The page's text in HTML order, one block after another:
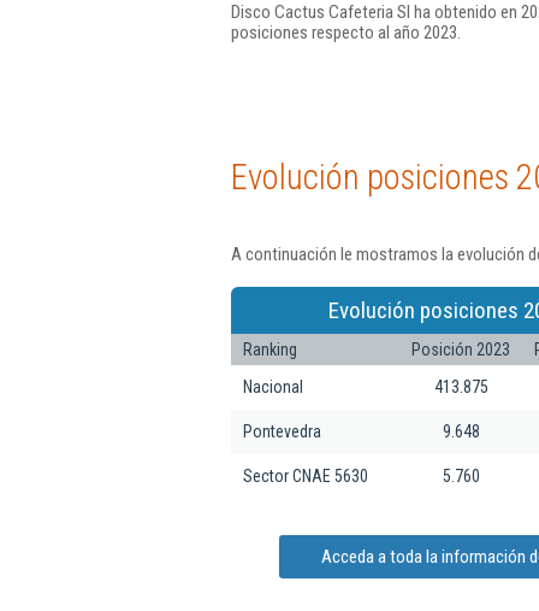
Disco Cactus Cafeteria Sl ha obtenido en
posiciones respecto al año 2023.
Evolución posiciones
A continuación le mostramos la evolución
Evolución posiciones
Ranking Posición 2023
Nacional
413.875
Pontevedra 9.648
Sector CNAE 5630 5.760
Acceda a toda la información